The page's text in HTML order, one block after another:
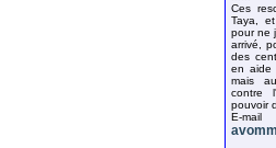
Ces
Taya,
pour ne
arrivé,
des
en aide
mais
contre
pouvoir